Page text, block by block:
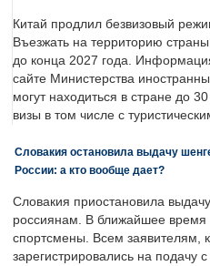
Китай продлил безвизовый
Въезжать на территорию
до конца 2027 года.
сайте Министерства
могут находиться в стране до
визы в том числе с
Словакия остановила выдачу
России: а кто вообще дает?
Словакия приостановила
россиянам. В ближайшее время
спортсмены. Всем заявителям,
зарегистрировались на подачу